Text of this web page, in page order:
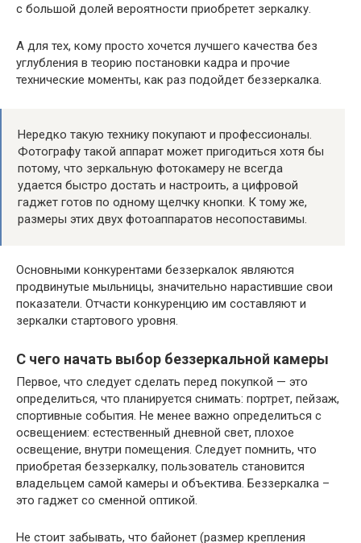
с большой долей вероятности приобретет зеркалку.
А для тех, кому просто хочется лучшего качества без
углубления в теорию постановки кадра и прочие
технические моменты, как раз подойдет беззеркалка.
Нередко такую технику покупают и профессионалы.
Фотографу такой аппарат может пригодиться хотя бы
потому, что зеркальную фотокамеру не всегда
удается быстро достать и настроить, а цифровой
гаджет готов по одному щелчку кнопки. К тому же,
размеры этих двух фотоаппаратов несопоставимы.
Основными конкурентами беззеркалок являются
продвинутые мыльницы, значительно нарастившие свои
показатели. Отчасти конкуренцию им составляют и
зеркалки стартового уровня.
С чего начать выбор беззеркальной камеры
Первое, что следует сделать перед покупкой — это
определиться, что планируется снимать: портрет, пейзаж,
спортивные события. Не менее важно определиться с
освещением: естественный дневной свет, плохое
освещение, внутри помещения. Следует помнить, что
приобретая беззеркалку, пользователь становится
владельцем самой камеры и объектива. Беззеркалка –
это гаджет со сменной оптикой.
Не стоит забывать, что байонет (размер крепления